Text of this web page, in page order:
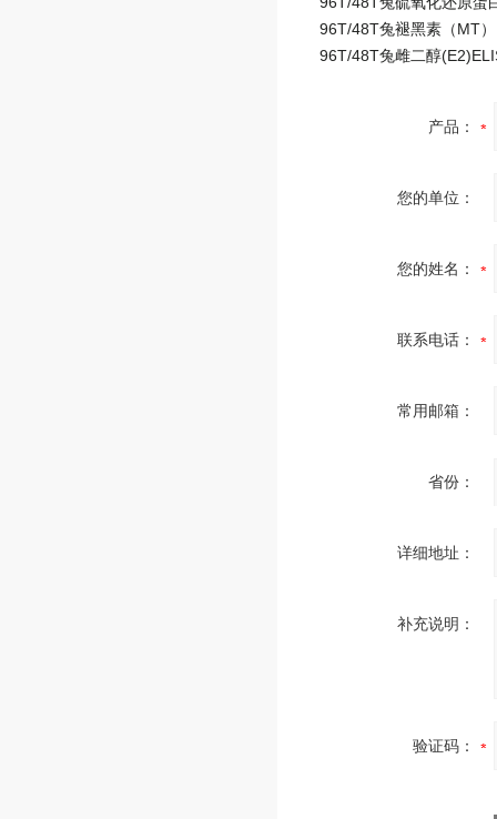
产品：
您的单位：
您的姓名：
联系电话：
常用邮箱：
省份：
详细地址：
补充说明：
验证码：